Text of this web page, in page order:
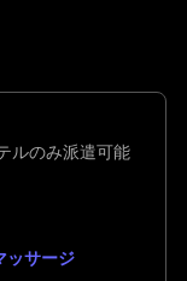
ルのみ派遣可能
ッサージ